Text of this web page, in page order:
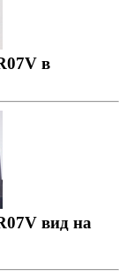
в
вид на